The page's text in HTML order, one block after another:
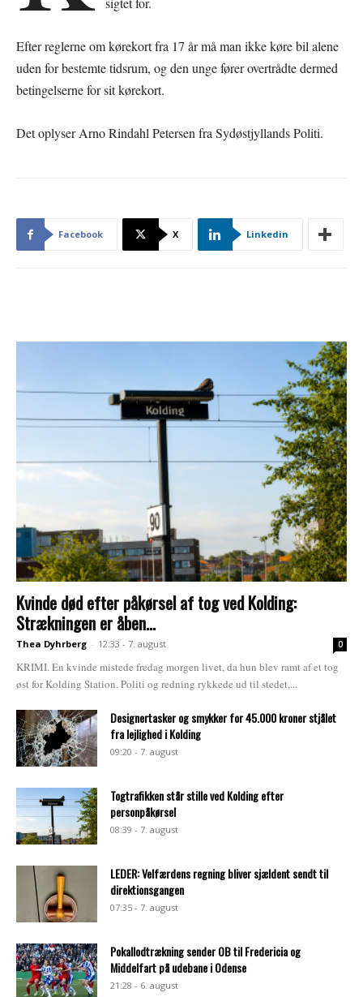
Efter reglerne om kørekort fra 17 år må man ikke køre bil alene
uden for bestemte tidsrum, og den unge fører overtrådte dermed
betingelserne for sit kørekort.
Det oplyser Arno Rindahl Petersen fra Sydøstjyllands Politi.
Facebook X Linkedin
Kvinde død efter påkørsel af tog ved Kolding:
Strækningen er åben...
Thea Dyhrberg - 12:33 - 7. august 0
KRIMI. En kvinde mistede fredag morgen livet, da hun blev ramt af et tog
øst for Kolding Station. Politi og redning rykkede ud til stedet,...
Designertasker og smykker for 45.000 kroner stjålet
fra lejlighed i Kolding
09:20 - 7. august
Togtrafikken står stille ved Kolding efter
personpåkørsel
08:39 - 7. august
LEDER: Velfærdens regning bliver sjældent sendt til
direktionsgangen
07:35 - 7. august
Pokallodtrækning sender OB til Fredericia og
Middelfart på udebane i Odense
21:28 - 6. august